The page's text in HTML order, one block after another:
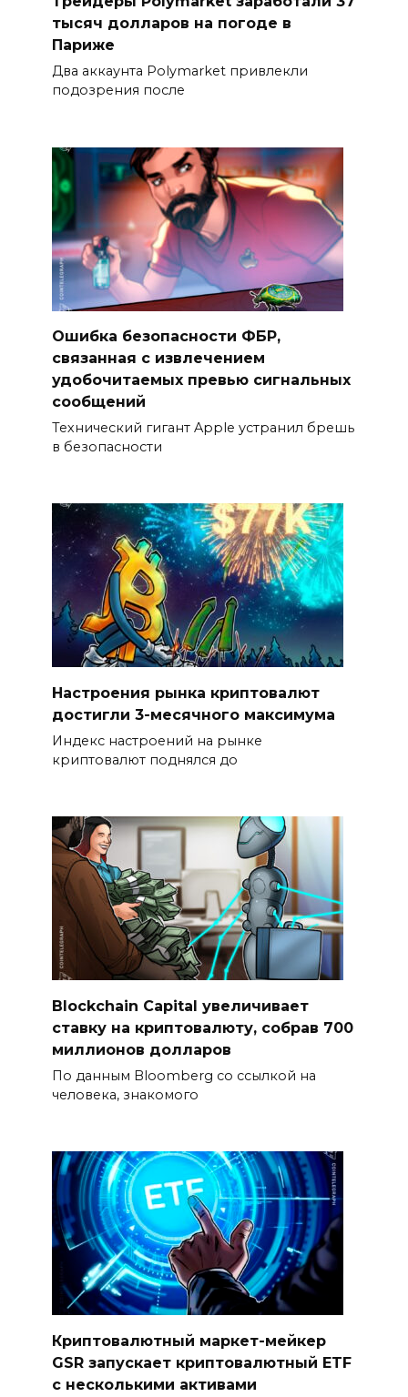
тысяч долларов на погоде в
Париже
Два аккаунта Polymarket привлекли
подозрения после
Ошибка безопасности ФБР,
связанная с извлечением
удобочитаемых превью сигнальных
сообщений
Технический гигант Apple устранил брешь
в безопасности
Настроения рынка криптовалют
достигли 3-месячного максимума
Индекс настроений на рынке
криптовалют поднялся до
Blockchain Capital увеличивает
ставку на криптовалюту, собрав 700
миллионов долларов
По данным Bloomberg со ссылкой на
человека, знакомого
Криптовалютный маркет-мейкер
GSR запускает криптовалютный ETF
с несколькими активами